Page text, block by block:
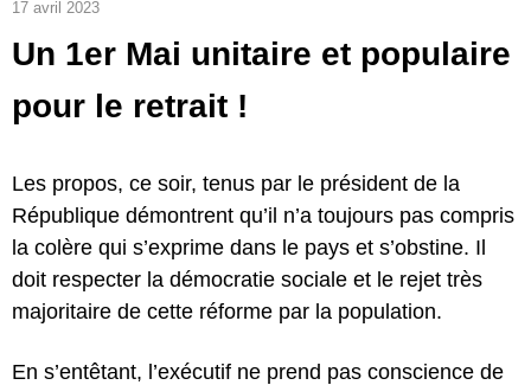
17 avril 2023
Un 1er Mai unitaire et populaire
pour le retrait !
Les propos, ce soir, tenus par le président de la
République démontrent qu’il n’a toujours pas compris
la colère qui s’exprime dans le pays et s’obstine. Il
doit respecter la démocratie sociale et le rejet très
majoritaire de cette réforme par la population.
En s’entêtant, l’exécutif ne prend pas conscience de